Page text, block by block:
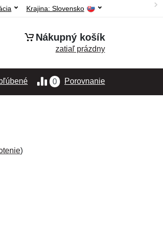
Krajina: Slovensko
Nákupný košík
zatiaľ prázdny
0 Porovnanie
)